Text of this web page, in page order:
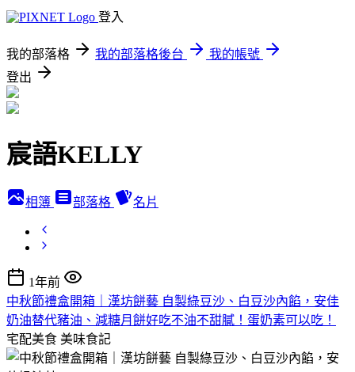
登入
我的部落格 我的部落格後台
我的帳號
登出
宸語KELLY
相簿 部落格 名片
1年前
中秋節禮盒開箱｜漢坊餅藝 自製綠豆沙、白豆沙內餡，安佳
奶油替代豬油、減糖月餅好吃不油不甜膩！蛋奶素可以吃！
宅配美食 美味食記